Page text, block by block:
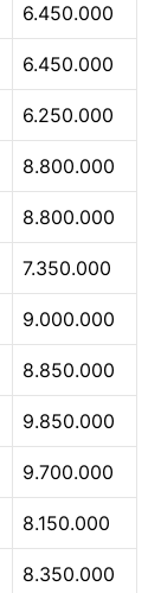
6.450.000
6.450.000
6.250.000
8.800.000
8.800.000
7.350.000
9.000.000
8.850.000
9.850.000
9.700.000
8.150.000
8.350.000